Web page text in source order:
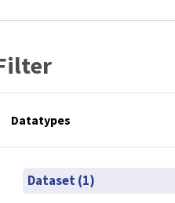
Datatypes
Dataset (1)